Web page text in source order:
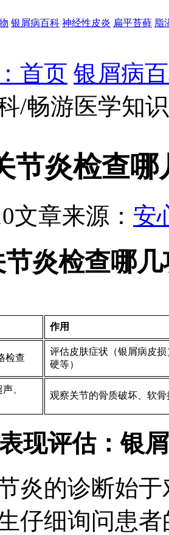
银屑病百科 神经性皮炎 扁平苔藓 脂
首页 银屑病
/畅游医学知
节炎检查哪
文章来源： 安
炎检查哪
作用
检查
评估皮肤症状（银屑病皮
硬等）
、
观察关节的骨质破坏、软
现评估：银
炎的诊断始
仔细询问患